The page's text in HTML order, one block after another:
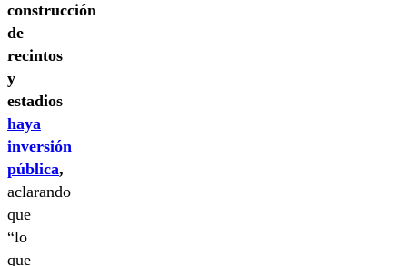
construcción
de
recintos
y
estadios
haya
inversión
pública,
aclarando
que
“lo
que